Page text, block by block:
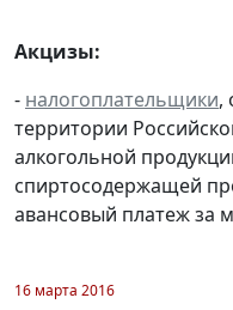
Акцизы:
- налогоплательщики,
территории
алкогольной
спиртосодержащей
авансовый платеж за
16 марта 2016